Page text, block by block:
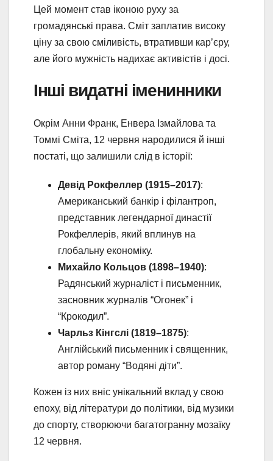
Цей момент став іконою руху за
громадянські права. Сміт заплатив високу
ціну за свою сміливість, втративши кар’єру,
але його мужність надихає активістів і досі.
Інші видатні іменинники
Окрім Анни Франк, Енвера Ізмайлова та
Томмі Сміта, 12 червня народилися й інші
постаті, що залишили слід в історії:
Девід Рокфеллер (1915–2017):
Американський банкір і філантроп,
представник легендарної династії
Рокфеллерів, який вплинув на
глобальну економіку.
Михайло Кольцов (1898–1940):
Радянський журналіст і письменник,
засновник журналів “Огонек” і
“Крокодил”.
Чарльз Кінгслі (1819–1875):
Англійський письменник і священник,
автор роману “Водяні діти”.
Кожен із них вніс унікальний вклад у свою
епоху, від літератури до політики, від музики
до спорту, створюючи багатогранну мозаїку
12 червня.